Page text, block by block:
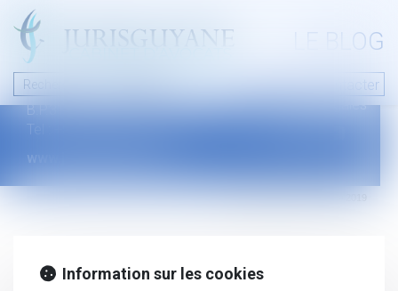
LE BLOG
Nous contacter
46 avenue de la liberté
B.P.315 - 97327 Cayenne Cedex
Tel : +594 594 29 45 35
www.jurisguyane.com
Mentions légales
Information sur les cookies